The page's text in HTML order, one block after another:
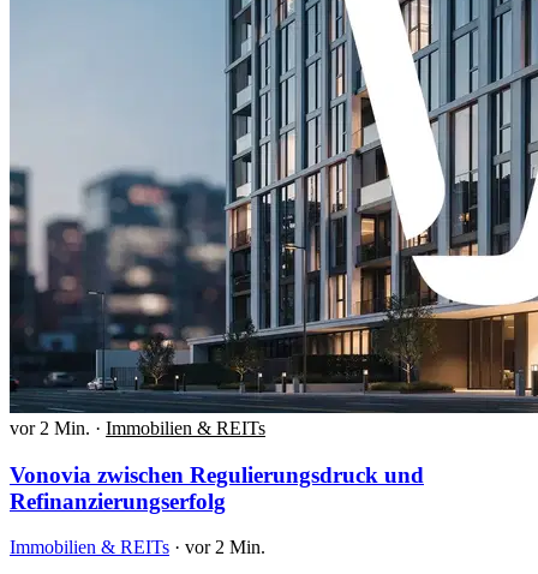
vor 2 Min. · Immobilien & REITs
Vonovia zwischen Regulierungsdruck und
Refinanzierungserfolg
Immobilien & REITs · vor 2 Min.